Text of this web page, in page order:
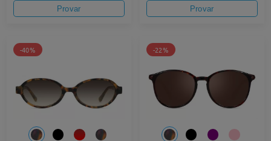
Provar Provar
-40% -22%